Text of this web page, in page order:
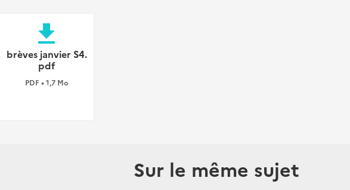
file_download
brèves janvier S4.
pdf
PDF • 1,7 Mo
Sur le même sujet